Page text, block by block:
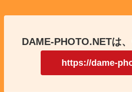
DAME-PHOTO.NETは
https://dame-